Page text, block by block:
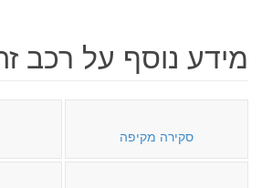
מידע נוסף על רכב
סקירה מקיפה